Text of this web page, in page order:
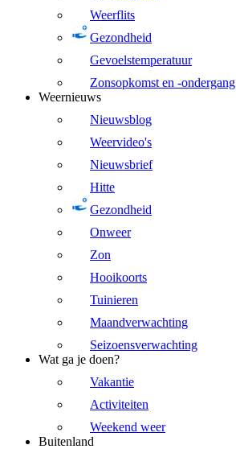
Weerflits
Gezondheid
Gevoelstemperatuur
Zonsopkomst en -ondergang
Weernieuws
Nieuwsblog
Weervideo's
Nieuwsbrief
Hitte
Gezondheid
Onweer
Zon
Hooikoorts
Tuinieren
Maandverwachting
Seizoensverwachting
Wat ga je doen?
Vakantie
Activiteiten
Weekend weer
Buitenland